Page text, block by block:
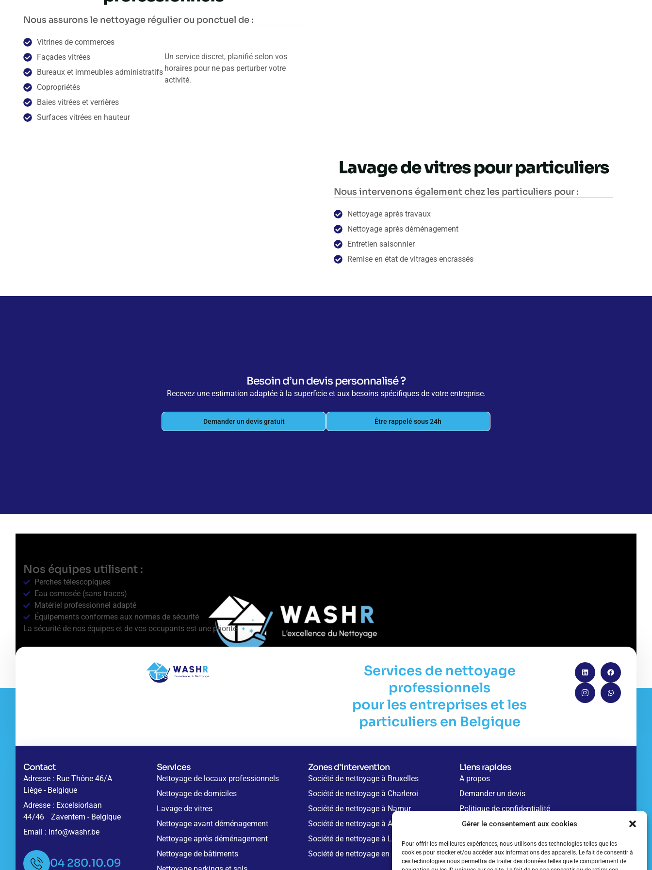
Gérer le consentement aux cookies
Pour offrir les meilleures expériences, nous utilisons des technologies telles que les
cookies pour stocker et/ou accéder aux informations des appareils. Le fait de consentir à
ces technologies nous permettra de traiter des données telles que le comportement de
Nous assurons le nettoyage régulier ou ponctuel de :
Vitrines de commerces
Façades vitrées
Bureaux et immeubles administratifs
Copropriétés
Baies vitrées et verrières
Surfaces vitrées en hauteur
Un service discret, planifié selon vos
horaires pour ne pas perturber votre
activité.
Lavage de vitres pour particuliers
Nous intervenons également chez les particuliers pour :
Nettoyage après travaux
Nettoyage après déménagement
Entretien saisonnier
Remise en état de vitrages encrassés
Besoin d’un devis personnalisé ?
Recevez une estimation adaptée à la superficie et aux besoins spécifiques de votre entreprise.
Demander un devis gratuit Être rappelé sous 24h
Nos équipes utilisent :
Perches télescopiques
Eau osmosée (sans traces)
Matériel professionnel adapté
Équipements conformes aux normes de sécurité
La sécurité de nos équipes et de vos occupants est une priorité.
Services de nettoyage
professionnels
pour les entreprises et les
particuliers en Belgique
Contact
Adresse : Rue Thône 46/A
Liège - Belgique
Adresse : Excelsiorlaan
44/46 Zaventem - Belgique
Email : info@washr.be
04 280.10.09
Services
Nettoyage de locaux professionnels
Nettoyage de domiciles
Lavage de vitres
Nettoyage avant déménagement
Nettoyage après déménagement
Nettoyage de bâtiments
Zones d'intervention
Société de nettoyage à Bruxelles
Société de nettoyage à Charleroi
Société de nettoyage à Namur
Société de nettoyage à Anvers
Société de nettoyage à Liège
Société de nettoyage en Belgique
Liens rapides
A propos
Demander un devis
Politique de confidentialité
Mentions légales